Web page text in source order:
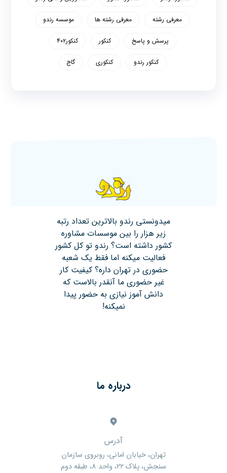
معرفی رشته معرفی رشته ها موسسه رندو
پرسش و پاسخ کنکور کنکور۴۰۲
کنکور رندو کنکوری گاج
میدونستی رندو بالاترین تعداد رتبه
زیر هزار را بین موسسات مشاوره
کشور داشته است؟ رندو تو کل کشور
فعالیت میکنه اما فقط یک شعبه
حضوری در تهران داره؟ کیفیت کار
غیر حضوری ما آنقدر بالاست که
دانش آموز نیازی به حضور پیدا
نمیکنه!
درباره ما
آدرس
تهران، خیابان امانی، روبروی سازمان
سنجش، پلاک ۲۲، واحد ۸، طبقه دوم